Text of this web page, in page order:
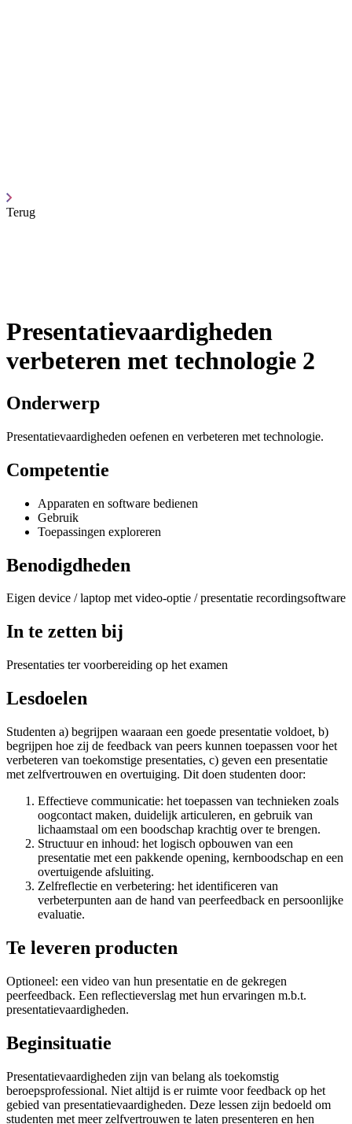
Terug
Presentatievaardigheden
verbeteren met technologie 2
Onderwerp
Presentatievaardigheden oefenen en verbeteren met technologie.
Competentie
Apparaten en software bedienen
Gebruik
Toepassingen exploreren
Benodigdheden
Eigen device / laptop met video-optie / presentatie recordingsoftware
In te zetten bij
Presentaties ter voorbereiding op het examen
Lesdoelen
Studenten a) begrijpen waaraan een goede presentatie voldoet, b)
begrijpen hoe zij de feedback van peers kunnen toepassen voor het
verbeteren van toekomstige presentaties, c) geven een presentatie
met zelfvertrouwen en overtuiging. Dit doen studenten door:
Effectieve communicatie: het toepassen van technieken zoals
oogcontact maken, duidelijk articuleren, en gebruik van
lichaamstaal om een boodschap krachtig over te brengen.
Structuur en inhoud: het logisch opbouwen van een
presentatie met een pakkende opening, kernboodschap en een
overtuigende afsluiting.
Zelfreflectie en verbetering: het identificeren van
verbeterpunten aan de hand van peerfeedback en persoonlijke
evaluatie.
Te leveren producten
Optioneel: een video van hun presentatie en de gekregen
peerfeedback. Een reflectieverslag met hun ervaringen m.b.t.
presentatievaardigheden.
Beginsituatie
Presentatievaardigheden zijn van belang als toekomstig
beroepsprofessional. Niet altijd is er ruimte voor feedback op het
gebied van presentatievaardigheden. Deze lessen zijn bedoeld om
studenten met meer zelfvertrouwen te laten presenteren en hen